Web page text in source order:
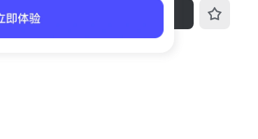
3fo4k4cywr03